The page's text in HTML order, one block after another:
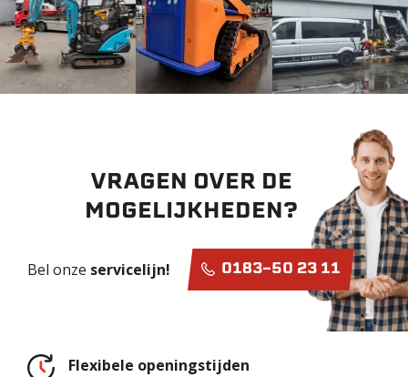
VRAGEN OVER DE
MOGELIJKHEDEN?
Bel onze servicelijn! 0183-50 23 11
Flexibele openingstijden